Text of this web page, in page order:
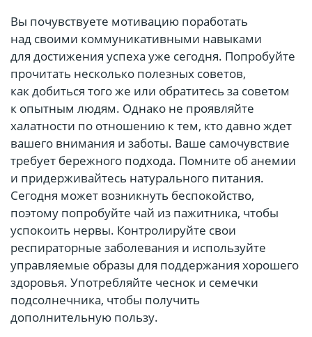
Вы почувствуете мотивацию поработать
над своими коммуникативными навыками
для достижения успеха уже сегодня. Попробуйте
прочитать несколько полезных советов,
как добиться того же или обратитесь за советом
к опытным людям. Однако не проявляйте
халатности по отношению к тем, кто давно ждет
вашего внимания и заботы. Ваше самочувствие
требует бережного подхода. Помните об анемии
и придерживайтесь натурального питания.
Сегодня может возникнуть беспокойство,
поэтому попробуйте чай из пажитника, чтобы
успокоить нервы. Контролируйте свои
респираторные заболевания и используйте
управляемые образы для поддержания хорошего
здоровья. Употребляйте чеснок и семечки
подсолнечника, чтобы получить
дополнительную пользу.